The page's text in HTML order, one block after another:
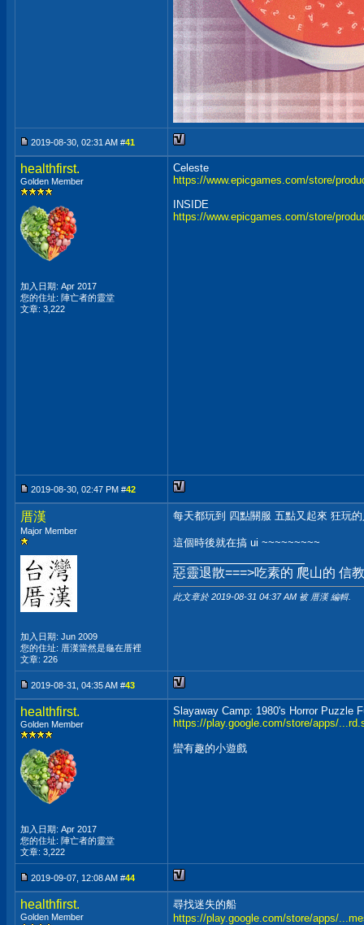
2019-08-30, 02:31 AM #41
healthfirst.
Golden Member
加入日期: Apr 2017
您的住址: 陣亡者的靈堂
文章: 3,222
Celeste
https://www.epicgames.com/store/
INSIDE
https://www.epicgames.com/store/
2019-08-30, 02:47 PM #42
厝漢
Major Member
加入日期: Jun 2009
您的住址: 厝漢當然是龜在厝裡
文章: 226
每天都玩到 四點關服 五點又起來 狂玩
這個時後就在搞 ui ~~~~~~~~~
惡靈退散===>吃素的 爬山的 信
此文章於 2019-08-31 04:37 AM 被 厝漢 編輯.
2019-08-31, 04:35 AM #43
healthfirst.
Golden Member
加入日期: Apr 2017
您的住址: 陣亡者的靈堂
文章: 3,222
Slayaway Camp: 1980's Horror Puzzle
https://play.google.com/store/apps/
蠻有趣的小遊戲
2019-09-07, 12:08 AM #44
healthfirst.
Golden Member
尋找迷失的船
https://play.google.com/store/apps/